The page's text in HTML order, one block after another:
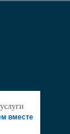
вместе